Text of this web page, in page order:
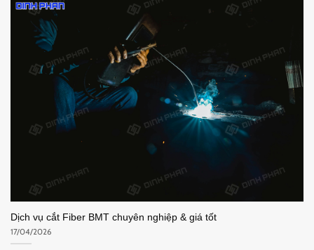
Dịch vụ cắt Fiber BMT chuyên nghiệp & giá tốt
17/04/2026